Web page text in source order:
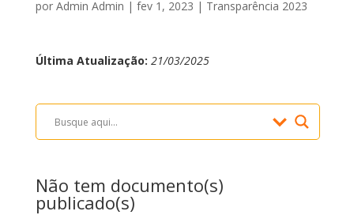
por Admin Admin | fev 1, 2023 | Transparência 2023
Última Atualização: 21/03/2025
Não tem documento(s)
publicado(s)